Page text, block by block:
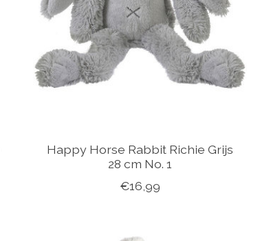
Happy Horse Rabbit Richie Grijs
28 cm No. 1
€16,99